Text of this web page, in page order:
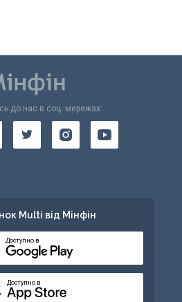
до нас в соц. мережах:
Multi від Мінфін
Доступно в
Доступно в